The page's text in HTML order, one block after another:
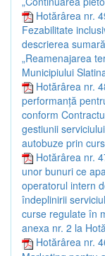
Hotărârea nr.
Fezabilitate
descrierea
„Reamenajarea
Municipiului
Hotărârea nr.
performanță
conform
gestiunii
autobuze prin
Hotărârea nr.
unor bunuri ce
operatorul intern
îndeplinirii
curse regulate în
anexa nr. 2 la
Hotărârea nr.